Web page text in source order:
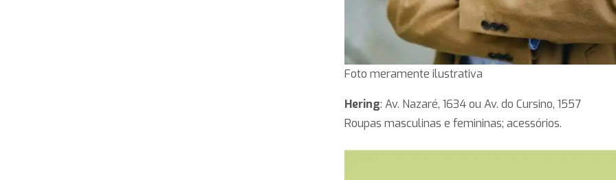
Foto meramente ilustrativa
Hering: Av. Nazaré, 1634 ou Av. do Cursino, 1557
Roupas masculinas e femininas; acessórios.